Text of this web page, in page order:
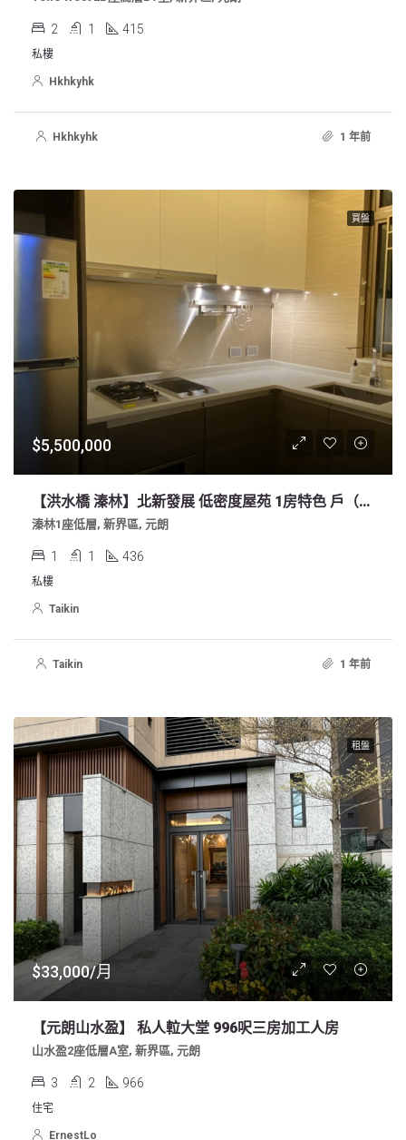
2 1 415
私樓
Hkhkyhk
Hkhkyhk 1 年前
買盤
$5,500,000
【洪水橋 溱林】北新發展 低密度屋苑 1房特色 戶（樓底高連花園，管理佳）
溱林1座低層, 新界區, 元朗
1 1 436
私樓
Taikin
Taikin 1 年前
租盤
$33,000/月
【元朗山水盈】 私人𨋢大堂 996呎三房加工人房
山水盈2座低層A室, 新界區, 元朗
3 2 966
住宅
ErnestLo